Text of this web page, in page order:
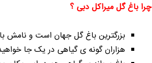
چرا باغ گل میراکل دبی ؟
بزرگترین باغ گل جهان است و
هزاران گونه ی گیاهی در یک جا